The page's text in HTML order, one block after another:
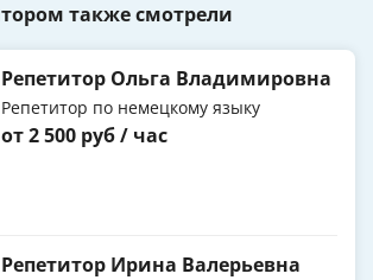
также смотрели
Репетитор Ольга Владимировна
Репетитор по немецкому языку
от 2 500 руб / час
Репетитор Ирина Валерьевна